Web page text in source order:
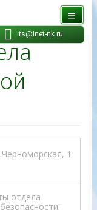
its@inet-nk.ru
its@inet-nk.ru
1
отдела